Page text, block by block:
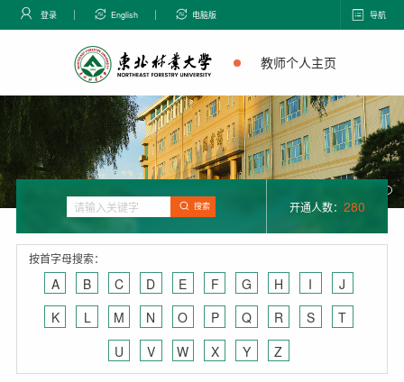
登录 English 电脑版 导航
教师个人主页
搜索 开通人数： 280
按首字母搜索：
A B C D E F G H I
J
K
L M N O P Q R S
T
U
V W X Y Z